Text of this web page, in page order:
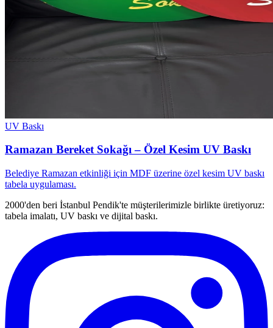
UV Baskı
Ramazan Bereket Sokağı – Özel Kesim UV Baskı
Belediye Ramazan etkinliği için MDF üzerine özel kesim UV baskı
tabela uygulaması.
2000'den beri İstanbul Pendik'te müşterilerimizle birlikte üretiyoruz:
tabela imalatı, UV baskı ve dijital baskı.